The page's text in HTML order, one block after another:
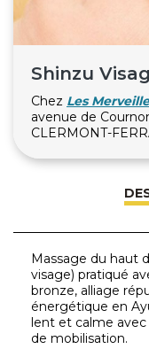
Shinzu
Chez Les
avenue de
CLERMONT-
Massage du haut
visage) pratiqué
bronze, alliage
énergétique en
lent et calme avec
de mobilisation.